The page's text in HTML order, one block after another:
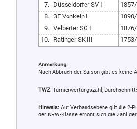
7.
Düsseldorfer SV II
8.
SF Vonkeln I
9.
Velberter SG I
10.
Ratinger SK III
Anmerkung:
Nach Abbruch der Saison gibt es keine
TWZ: Turnierwertungszahl;
Hinweis: Auf Verbandsebene gilt die 2-
der NRW-Klasse erhöht sich die Zahl